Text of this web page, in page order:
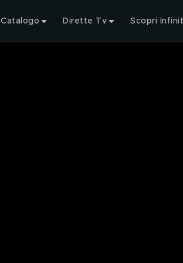
Catalogo Dirette Tv Scopri